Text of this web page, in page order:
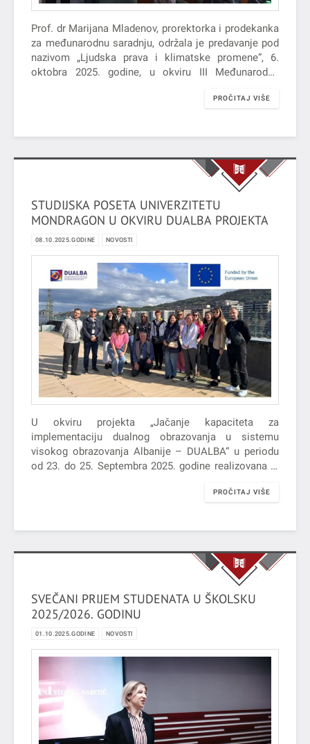
Prof. dr Marijana Mladenov, prorektorka i prodekanka
za međunarodnu saradnju, održala je predavanje pod
nazivom „Ljudska prava i klimatske promene“, 6.
oktobra 2025. godine, u okviru III Međunarodne
PROČITAJ VIŠE
STUDIJSKA POSETA UNIVERZITETU
MONDRAGON U OKVIRU DUALBA PROJEKTA
08.10.2025.GODINE NOVOSTI
U okviru projekta „Jačanje kapaciteta za
implementaciju dualnog obrazovanja u sistemu
visokog obrazovanja Albanije – DUALBA“ u periodu
od 23. do 25. Septembra 2025. godine realizovana je
PROČITAJ VIŠE
SVEČANI PRIJEM STUDENATA U ŠKOLSKU
2025/2026. GODINU
01.10.2025.GODINE NOVOSTI